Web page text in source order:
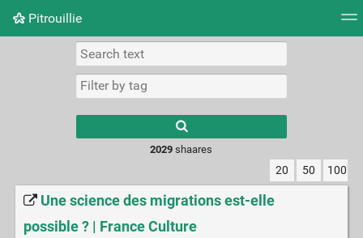
Pitrouillie
Daily
results.
2029 shaares
20 50 100
Une science des migrations est-elle
possible ? | France Culture